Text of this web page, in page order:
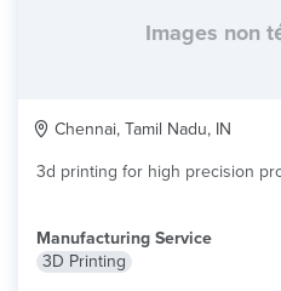
Images non
Chennai, Tamil Nadu, IN
3d printing for high precision
Manufacturing Service
3D Printing